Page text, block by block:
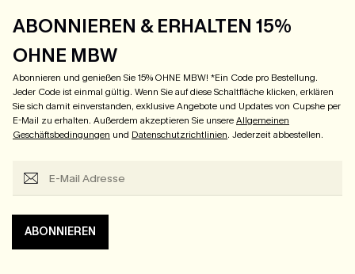
ABONNIEREN & ERHALTEN 15%
OHNE MBW
Abonnieren und genießen Sie 15% OHNE MBW! *Ein Code pro Bestellung.
Jeder Code ist einmal gültig. Wenn Sie auf diese Schaltfläche klicken, erklären
Sie sich damit einverstanden, exklusive Angebote und Updates von Cupshe per
E-Mail zu erhalten. Außerdem akzeptieren Sie unsereAllgemeinen
Geschäftsbedingungen und Datenschutzrichtlinien. Jederzeit abbestellen.
ABONNIEREN